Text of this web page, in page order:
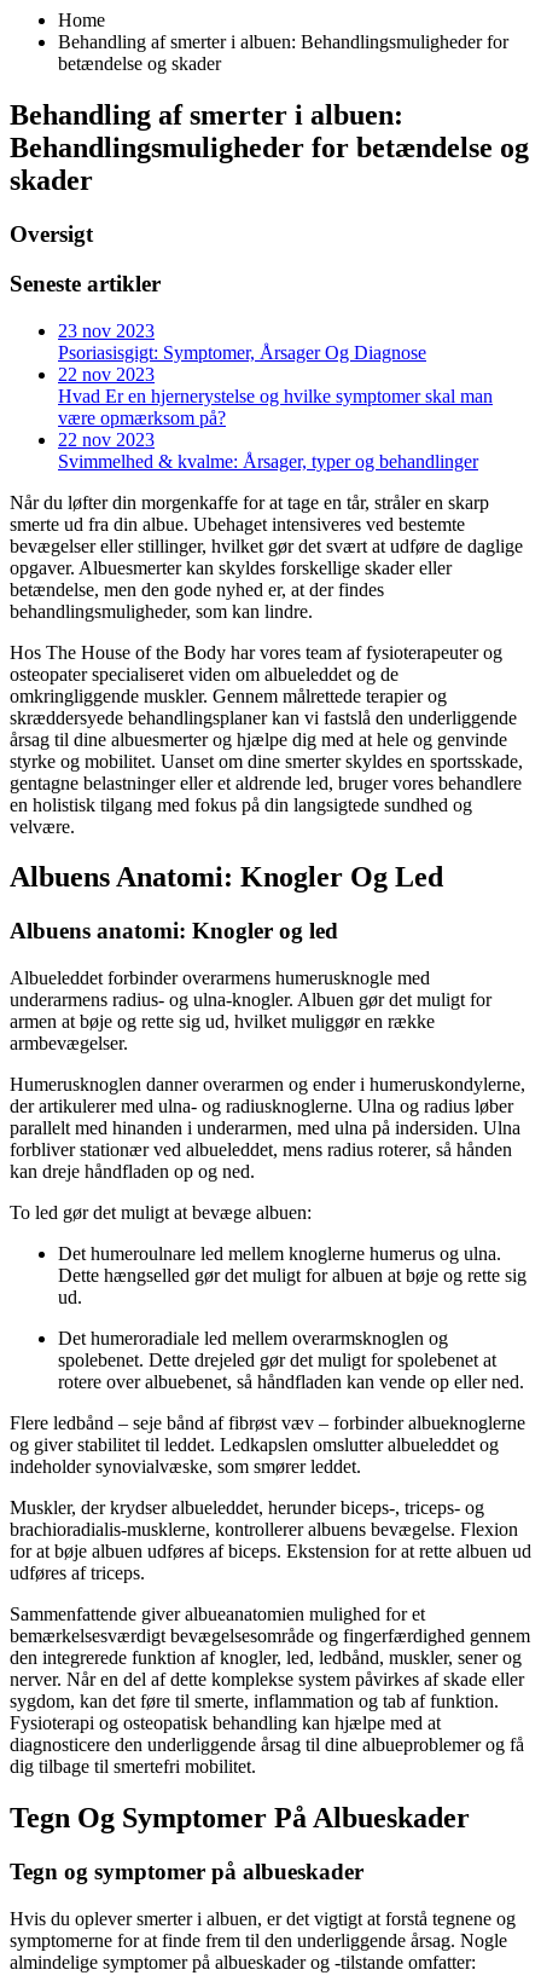
Home
Behandling af smerter i albuen: Behandlingsmuligheder for
betændelse og skader
Behandling af smerter i albuen:
Behandlingsmuligheder for betændelse og
skader
Oversigt
Seneste artikler
23 nov 2023
Psoriasisgigt: Symptomer, Årsager Og Diagnose
22 nov 2023
Hvad Er en hjernerystelse og hvilke symptomer skal man
være opmærksom på?
22 nov 2023
Svimmelhed & kvalme: Årsager, typer og behandlinger
Når du løfter din morgenkaffe for at tage en tår, stråler en skarp
smerte ud fra din albue. Ubehaget intensiveres ved bestemte
bevægelser eller stillinger, hvilket gør det svært at udføre de daglige
opgaver. Albuesmerter kan skyldes forskellige skader eller
betændelse, men den gode nyhed er, at der findes
behandlingsmuligheder, som kan lindre.
Hos The House of the Body har vores team af fysioterapeuter og
osteopater specialiseret viden om albueleddet og de
omkringliggende muskler. Gennem målrettede terapier og
skræddersyede behandlingsplaner kan vi fastslå den underliggende
årsag til dine albuesmerter og hjælpe dig med at hele og genvinde
styrke og mobilitet. Uanset om dine smerter skyldes en sportsskade,
gentagne belastninger eller et aldrende led, bruger vores behandlere
en holistisk tilgang med fokus på din langsigtede sundhed og
velvære.
Albuens Anatomi: Knogler Og Led
Albuens anatomi: Knogler og led
Albueleddet forbinder overarmens humerusknogle med
underarmens radius- og ulna-knogler. Albuen gør det muligt for
armen at bøje og rette sig ud, hvilket muliggør en række
armbevægelser.
Humerusknoglen danner overarmen og ender i humeruskondylerne,
der artikulerer med ulna- og radiusknoglerne. Ulna og radius løber
parallelt med hinanden i underarmen, med ulna på indersiden. Ulna
forbliver stationær ved albueleddet, mens radius roterer, så hånden
kan dreje håndfladen op og ned.
To led gør det muligt at bevæge albuen:
Det humeroulnare led mellem knoglerne humerus og ulna.
Dette hængselled gør det muligt for albuen at bøje og rette sig
ud.
Det humeroradiale led mellem overarmsknoglen og
spolebenet. Dette drejeled gør det muligt for spolebenet at
rotere over albuebenet, så håndfladen kan vende op eller ned.
Flere ledbånd – seje bånd af fibrøst væv – forbinder albueknoglerne
og giver stabilitet til leddet. Ledkapslen omslutter albueleddet og
indeholder synovialvæske, som smører leddet.
Muskler, der krydser albueleddet, herunder biceps-, triceps- og
brachioradialis-musklerne, kontrollerer albuens bevægelse. Flexion
for at bøje albuen udføres af biceps. Ekstension for at rette albuen ud
udføres af triceps.
Sammenfattende giver albueanatomien mulighed for et
bemærkelsesværdigt bevægelsesområde og fingerfærdighed gennem
den integrerede funktion af knogler, led, ledbånd, muskler, sener og
nerver. Når en del af dette komplekse system påvirkes af skade eller
sygdom, kan det føre til smerte, inflammation og tab af funktion.
Fysioterapi og osteopatisk behandling kan hjælpe med at
diagnosticere den underliggende årsag til dine albueproblemer og få
dig tilbage til smertefri mobilitet.
Tegn Og Symptomer På Albueskader
Tegn og symptomer på albueskader
Hvis du oplever smerter i albuen, er det vigtigt at forstå tegnene og
symptomerne for at finde frem til den underliggende årsag. Nogle
almindelige symptomer på albueskader og -tilstande omfatter: